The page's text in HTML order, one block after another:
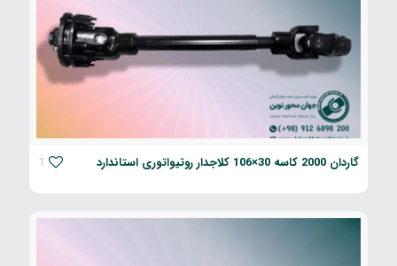
گاردان 2000 کاسه 30×106 کلاجدار روتیواتوری استاندارد 1